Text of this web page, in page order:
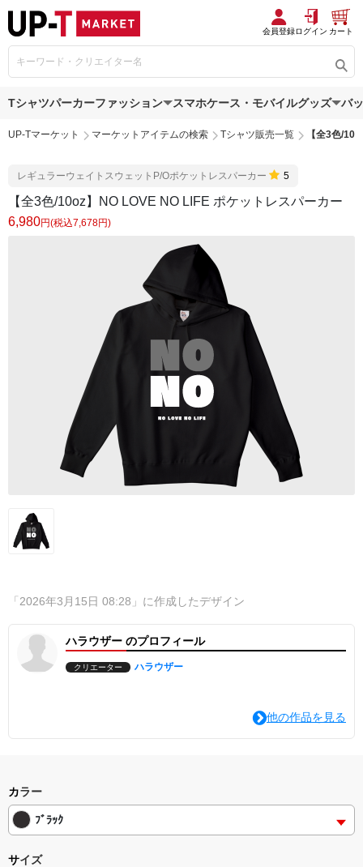
会員登録ログイン カート
Tシャツパーカーファッション スマホケース・モバイルグッズ バ
UP-Tマーケット マーケットアイテムの検索 Tシャツ販売一覧 【全3色/
レギュラーウェイトスウェットP/Oポケットレスパーカー 5
【全3色/10oz】NO LOVE NO LIFE ポケットレスパーカー
6,980円(税込7,678円)
「2026年3月15日 08:28」に作成したデザイン
ハラウザー のプロフィール
クリエーター ハラウザー
他の作品を見る
カラー
ﾌﾞﾗｯｸ
サイズ